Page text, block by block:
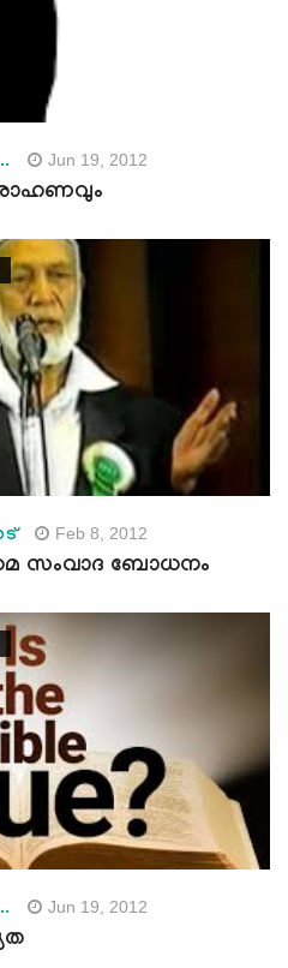
Jun 19, 2012
Feb 8, 2012
സംവാദ ബോധനം
Jun 19, 2012